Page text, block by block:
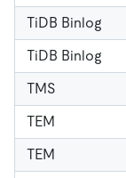
TiDB Binlog
TiDB Binlog
TMS
TEM
TEM